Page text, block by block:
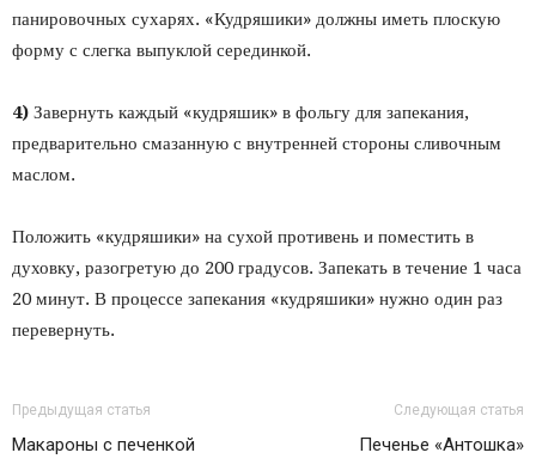
панировочных сухарях. «Кудряшики» должны иметь плоскую
форму с слегка выпуклой серединкой.
4) Завернуть каждый «кудряшик» в фольгу для запекания,
предварительно смазанную с внутренней стороны сливочным
маслом.
Положить «кудряшики» на сухой противень и поместить в
духовку, разогретую до 200 градусов. Запекать в течение 1 часа
20 минут. В процессе запекания «кудряшики» нужно один раз
перевернуть.
Предыдущая статья
Макароны с печенкой
Следующая статья
Печенье «Антошка»